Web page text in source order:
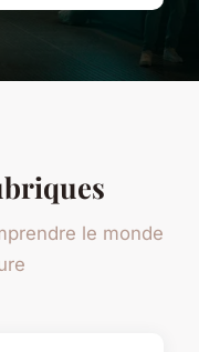
le monde